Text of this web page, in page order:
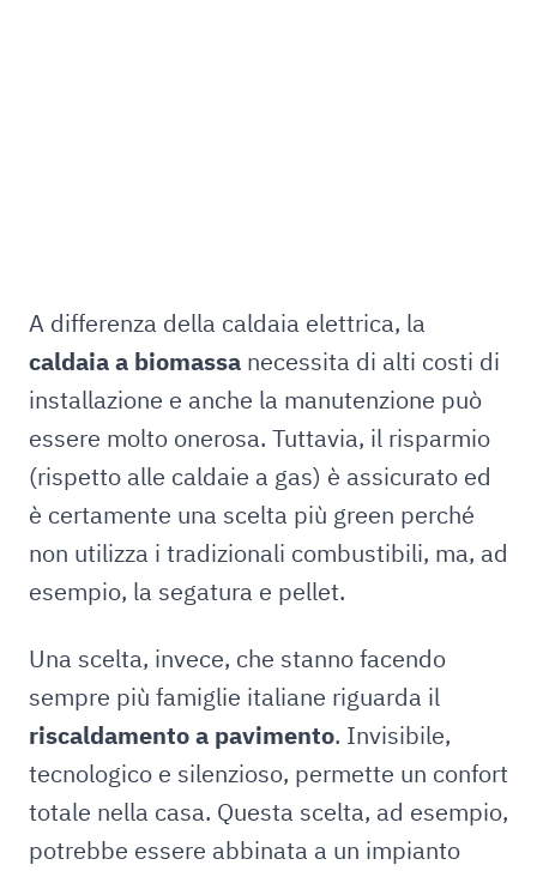
A differenza della caldaia elettrica, la
caldaia a biomassa necessita di alti costi di
installazione e anche la manutenzione può
essere molto onerosa. Tuttavia, il risparmio
(rispetto alle caldaie a gas) è assicurato ed
è certamente una scelta più green perché
non utilizza i tradizionali combustibili, ma, ad
esempio, la segatura e pellet.
Una scelta, invece, che stanno facendo
sempre più famiglie italiane riguarda il
riscaldamento a pavimento. Invisibile,
tecnologico e silenzioso, permette un confort
totale nella casa. Questa scelta, ad esempio,
potrebbe essere abbinata a un impianto